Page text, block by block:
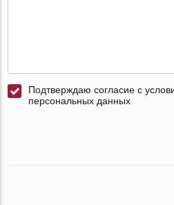
Подтверждаю согласие с
персональных данных